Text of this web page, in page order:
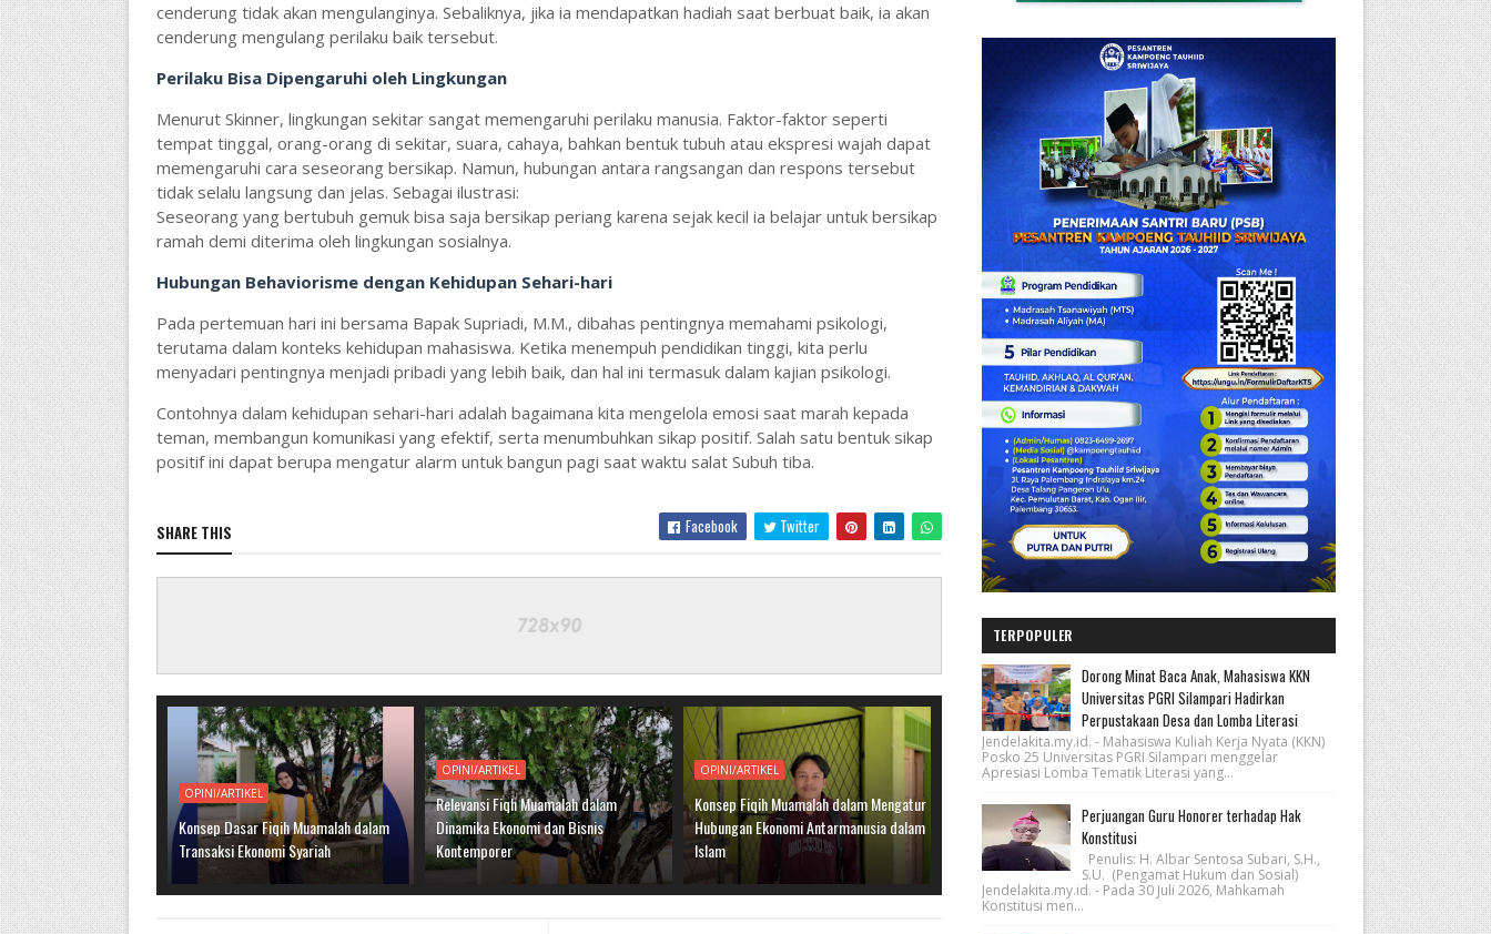
cenderung tidak akan mengulanginya. Sebaliknya, jika ia mendapatkan hadiah saat berbuat baik, ia akan
cenderung mengulang perilaku baik tersebut.
Perilaku Bisa Dipengaruhi oleh Lingkungan
Menurut Skinner, lingkungan sekitar sangat memengaruhi perilaku manusia. Faktor-faktor seperti
tempat tinggal, orang-orang di sekitar, suara, cahaya, bahkan bentuk tubuh atau ekspresi wajah dapat
memengaruhi cara seseorang bersikap. Namun, hubungan antara rangsangan dan respons tersebut
tidak selalu langsung dan jelas. Sebagai ilustrasi:
Seseorang yang bertubuh gemuk bisa saja bersikap periang karena sejak kecil ia belajar untuk bersikap
ramah demi diterima oleh lingkungan sosialnya.
Hubungan Behaviorisme dengan Kehidupan Sehari-hari
Pada pertemuan hari ini bersama Bapak Supriadi, M.M., dibahas pentingnya memahami psikologi,
terutama dalam konteks kehidupan mahasiswa. Ketika menempuh pendidikan tinggi, kita perlu
menyadari pentingnya menjadi pribadi yang lebih baik, dan hal ini termasuk dalam kajian psikologi.
Contohnya dalam kehidupan sehari-hari adalah bagaimana kita mengelola emosi saat marah kepada
teman, membangun komunikasi yang efektif, serta menumbuhkan sikap positif. Salah satu bentuk sikap
positif ini dapat berupa mengatur alarm untuk bangun pagi saat waktu salat Subuh tiba.
SHARE THIS Facebook Twitter
OPINI/ARTIKEL
Konsep Dasar Fiqih Muamalah dalam
Transaksi Ekonomi Syariah
OPINI/ARTIKEL
Relevansi Fiqh Muamalah dalam
Dinamika Ekonomi dan Bisnis
Kontemporer
OPINI/ARTIKEL
Konsep Fiqih Muamalah dalam Mengatur
Hubungan Ekonomi Antarmanusia dalam
Islam
TERPOPULER
Dorong Minat Baca Anak, Mahasiswa KKN
Universitas PGRI Silampari Hadirkan
Perpustakaan Desa dan Lomba Literasi
Jendelakita.my.id. - Mahasiswa Kuliah Kerja Nyata (KKN)
Posko 25 Universitas PGRI Silampari menggelar
Apresiasi Lomba Tematik Literasi yang...
Perjuangan Guru Honorer terhadap Hak
Konstitusi
Penulis: H. Albar Sentosa Subari, S.H.,
S.U. (Pengamat Hukum dan Sosial)
Jendelakita.my.id. - Pada 30 Juli 2026, Mahkamah
Konstitusi men...